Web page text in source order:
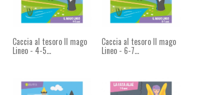
Caccia al tesoro Il mago
Lineo - 4-5...
Caccia al tesoro Il mago
Lineo - 6-7...